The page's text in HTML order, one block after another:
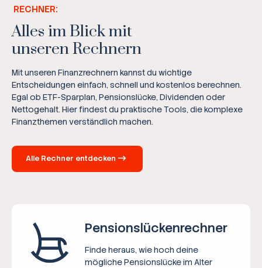
RECHNER:
Alles im Blick mit
unseren Rechnern
Mit unseren Finanzrechnern kannst du wichtige
Entscheidungen einfach, schnell und kostenlos berechnen.
Egal ob ETF-Sparplan, Pensionslücke, Dividenden oder
Nettogehalt. Hier findest du praktische Tools, die komplexe
Finanzthemen verständlich machen.
Alle Rechner entdecken
Pensions­lücken­rechner
Finde heraus, wie hoch deine
mögliche Pensionslücke im Alter